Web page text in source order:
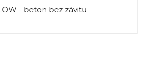
- beton bez závitu